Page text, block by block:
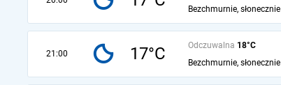
Bezchmurnie, słonecznie
21:00 17°C Odczuwalna 18°C
Bezchmurnie, słonecznie